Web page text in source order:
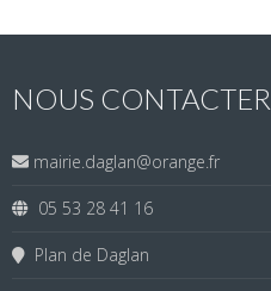
NOUS CONTACTER
mairie.daglan@orange.fr
05 53 28 41 16
Plan de Daglan